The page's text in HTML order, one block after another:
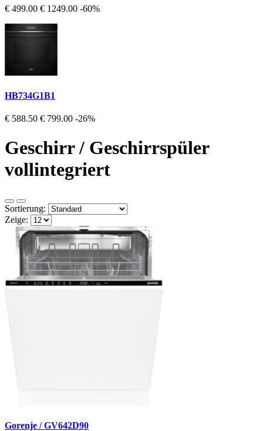
€ 499.00 € 1249.00 -60%
HB734G1B1
€ 588.50 € 799.00 -26%
Geschirr / Geschirrspüler
vollintegriert
Sortierung:
Zeige:
Gorenje / GV642D90